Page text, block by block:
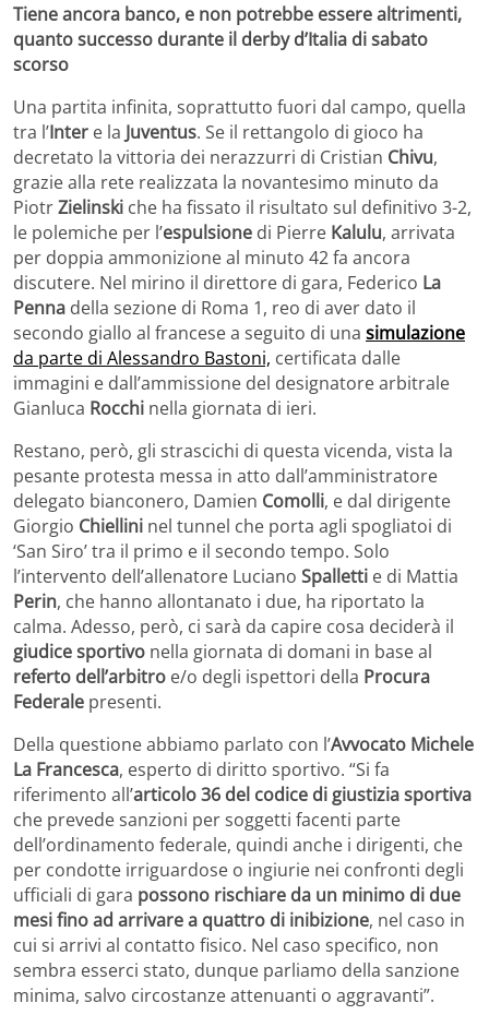
Tiene ancora banco, e non potrebbe essere altrimenti,
quanto successo durante il derby d’Italia di sabato
scorso
Una partita infinita, soprattutto fuori dal campo, quella
tra l’Inter e la Juventus. Se il rettangolo di gioco ha
decretato la vittoria dei nerazzurri di Cristian Chivu,
grazie alla rete realizzata la novantesimo minuto da
PiotrZielinski che ha fissato il risultato sul definitivo 3-2,
le polemiche per l’espulsione di Pierre Kalulu, arrivata
per doppia ammonizione al minuto 42 fa ancora
discutere. Nel mirino il direttore di gara, Federico La
Penna della sezione di Roma 1, reo di aver dato il
secondo giallo al francese a seguito di una simulazione
da parte di Alessandro Bastoni, certificata dalle
immagini e dall’ammissione del designatore arbitrale
Gianluca Rocchi nella giornata di ieri.
Restano, però, gli strascichi di questa vicenda, vista la
pesante protesta messa in atto dall’amministratore
delegato bianconero, Damien Comolli, e dal dirigente
Giorgio Chiellini nel tunnel che porta agli spogliatoi di
‘San Siro’ tra il primo e il secondo tempo. Solo
l’intervento dell’allenatore Luciano Spalletti e di Mattia
Perin, che hanno allontanato i due, ha riportato la
calma. Adesso, però, ci sarà da capire cosa deciderà il
giudice sportivo nella giornata di domani in base al
referto dell’arbitro e/o degli ispettori della Procura
Federale presenti.
Della questione abbiamo parlato con l’Avvocato Michele
La Francesca, esperto di diritto sportivo. “Si fa
riferimento all’articolo 36 del codice di giustizia sportiva
che prevede sanzioni per soggetti facenti parte
dell’ordinamento federale, quindi anche i dirigenti, che
per condotte irriguardose o ingiurie nei confronti degli
ufficiali di gara possono rischiare da un minimo di due
mesi fino ad arrivare a quattro di inibizione, nel caso in
cui si arrivi al contatto fisico. Nel caso specifico, non
sembra esserci stato, dunque parliamo della sanzione
minima, salvo circostanze attenuanti o aggravanti”.